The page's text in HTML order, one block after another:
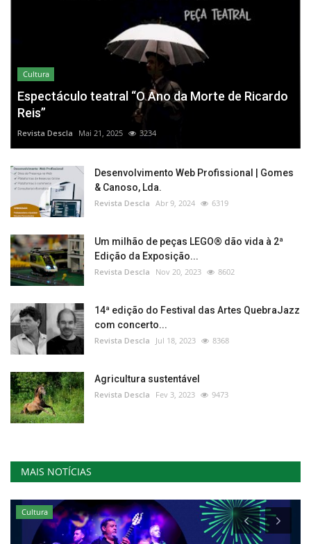
Cultura
Espectáculo teatral “O Ano da Morte de Ricardo
Reis”
Revista Descla Mai 21, 2025 3234
Desenvolvimento Web Profissional | Gomes
& Canoso, Lda.
Revista Descla Abr 9, 2024 6319
Um milhão de peças LEGO® dão vida à 2ª
Edição da Exposição...
Revista Descla Nov 20, 2023 8602
14ª edição do Festival das Artes QuebraJazz
com concerto...
Revista Descla Jul 18, 2023 8368
Agricultura sustentável
Revista Descla Fev 3, 2023 9473
MAIS NOTÍCIAS
Cultura